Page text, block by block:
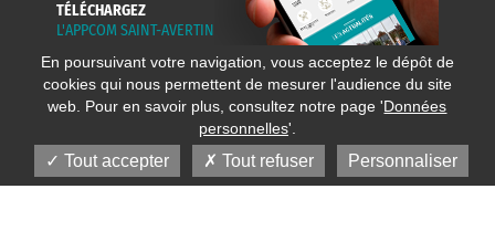
TÉLÉCHARGEZ
L'APPCOM SAINT-AVERTIN
En poursuivant votre navigation, vous acceptez le dépôt de
cookies qui nous permettent de mesurer l'audience du site
web. Pour en savoir plus, consultez notre page 'Données
personnelles'.
Tout accepter Tout refuser Personnaliser